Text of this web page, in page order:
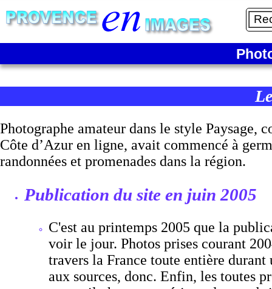
Photographe amateur dans le style
Côte d’Azur en ligne, avait commencé à
randonnées et promenades dans la région.
Publication du site en juin 2005
C'est au printemps 2005 que la
voir le jour. Photos prises courant
travers la France toute entière durant
aux sources, donc. Enfin, les toutes